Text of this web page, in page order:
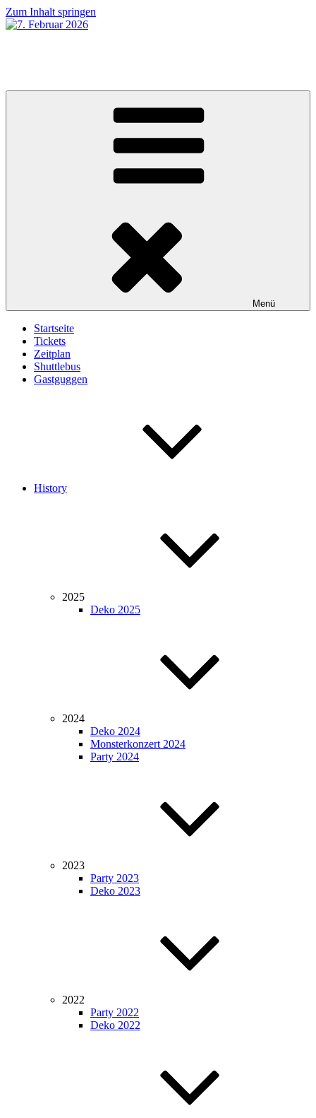
Zum Inhalt springen
Menü
Startseite
Tickets
Zeitplan
Shuttlebus
Gastguggen
History
2025
Deko 2025
2024
Deko 2024
Monsterkonzert 2024
Party 2024
2023
Party 2023
Deko 2023
2022
Party 2022
Deko 2022